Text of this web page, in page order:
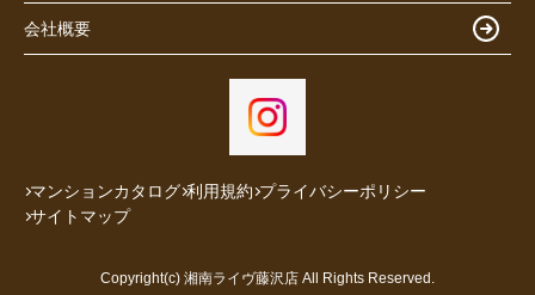
会社概要
マンションカタログ 利用規約 プライバシーポリシー
サイトマップ
Copyright(c) 湘南ライヴ藤沢店 All Rights Reserved.